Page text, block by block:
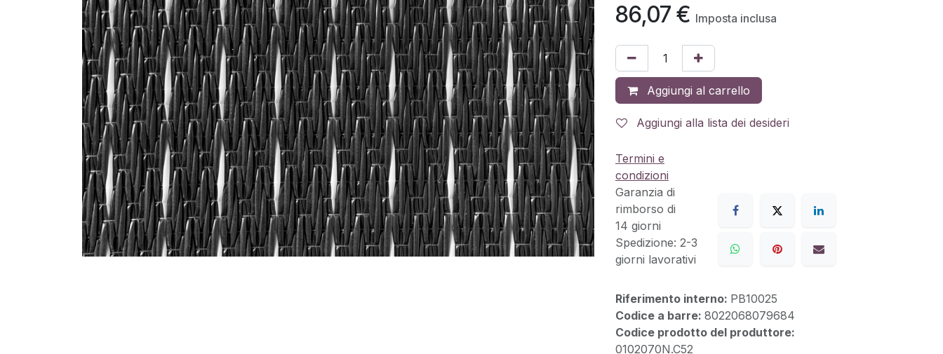
86,07 € Imposta inclusa
Aggiungi al carrello
Aggiungi alla lista dei desideri
Termini e
condizioni
Garanzia di
rimborso di
14 giorni
Spedizione: 2-3
giorni lavorativi
Riferimento interno: PB10025
Codice a barre: 8022068079684
Codice prodotto del produttore:
0102070N.C52